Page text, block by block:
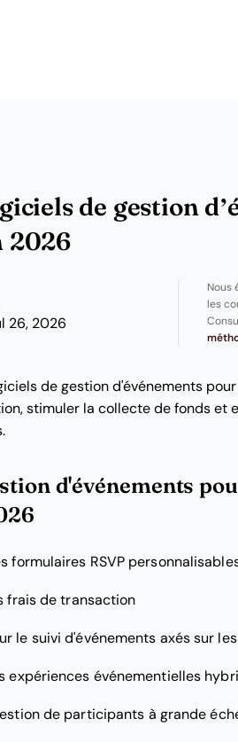
de gestion
2026
26, 2026
Nous
les
de gestion d'événements
stimuler la collecte de fonds et
d'événements
formulaires RSVP
frais de transaction
le suivi d'événements axés sur
expériences événementielles
de participants à grande